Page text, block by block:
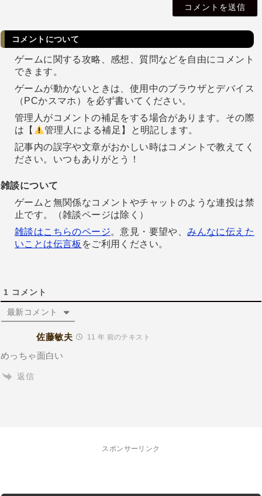
コメントについて
ゲームに関する攻略、感想、質問などを自由にコメント
できます。
ゲームが動かないときは、使用中のブラウザとデバイス
（PCかスマホ）を必ず書いてください。
管理人がコメントの補足をする場合があります。その際
は【
管理人による補足】と明記します。
記事内の誤字や文章がおかしい時はコメントで教えてく
ださい。いつもありがとう！
雑談について
ゲームと無関係なコメントやチャットのような連投は禁
止です。（雑談ページは除く）
雑談はこちらのページ。意見・要望や、みんなに伝えた
いことは伝言板 をご利用ください。
1 コメント
最新コメント
佐藤敏夫 11 年 前のテキスト
めっちゃ面白い
返信
スポンサーリンク